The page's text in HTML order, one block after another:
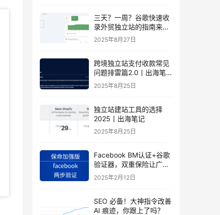
三天？一周？谷歌快速收
录外贸独立站的指南来
了！丨出海笔记
2025年8月27日
跨境独立站支付收款常见
问题排雷篇2.0丨出海笔
记
2025年8月25日
独立站建站工具的选择
2025丨出海笔记
2025年8月25日
Facebook BM认证+谷歌
验证器，双重保险让广告
投手账号稳如泰山
2025年2月12日
SEO 必备！大神指令改善
AI 痕迹，你跟上了吗？